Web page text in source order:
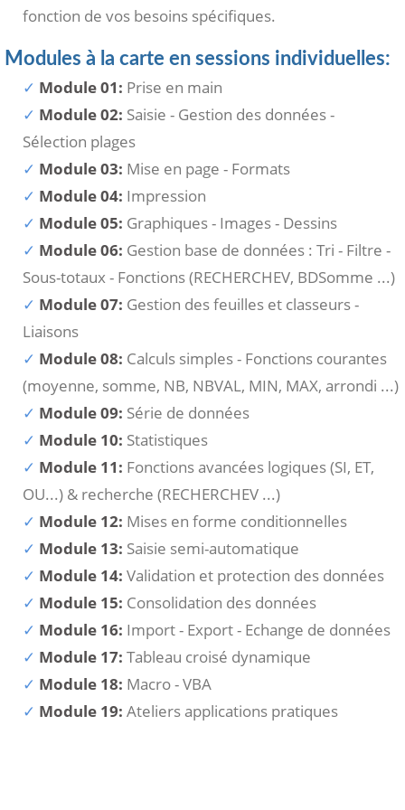
fonction de vos besoins spécifiques.
Modules à la carte en sessions individuelles:
Module 01: Prise en main
Module 02: Saisie - Gestion des données -
Sélection plages
Module 03: Mise en page - Formats
Module 04: Impression
Module 05: Graphiques - Images - Dessins
Module 06: Gestion base de données : Tri - Filtre -
Sous-totaux - Fonctions (RECHERCHEV, BDSomme ...)
Module 07: Gestion des feuilles et classeurs -
Liaisons
Module 08: Calculs simples - Fonctions courantes
(moyenne, somme, NB, NBVAL, MIN, MAX, arrondi ...)
Module 09: Série de données
Module 10: Statistiques
Module 11: Fonctions avancées logiques (SI, ET,
OU...) & recherche (RECHERCHEV ...)
Module 12: Mises en forme conditionnelles
Module 13: Saisie semi-automatique
Module 14: Validation et protection des données
Module 15: Consolidation des données
Module 16: Import - Export - Echange de données
Module 17: Tableau croisé dynamique
Module 18: Macro - VBA
Module 19: Ateliers applications pratiques